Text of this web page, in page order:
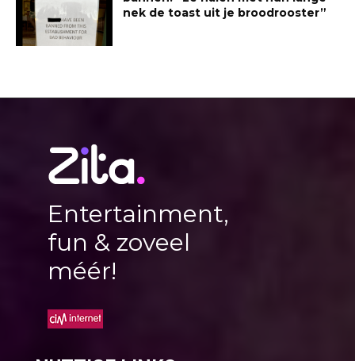
nek de toast uit je broodrooster”
Entertainment,
fun & zoveel
méér!